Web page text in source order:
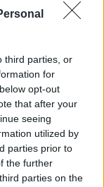
third parties, or
for
opt-out
that after your
seeing
utilized by
parties prior to
the further
parties on the